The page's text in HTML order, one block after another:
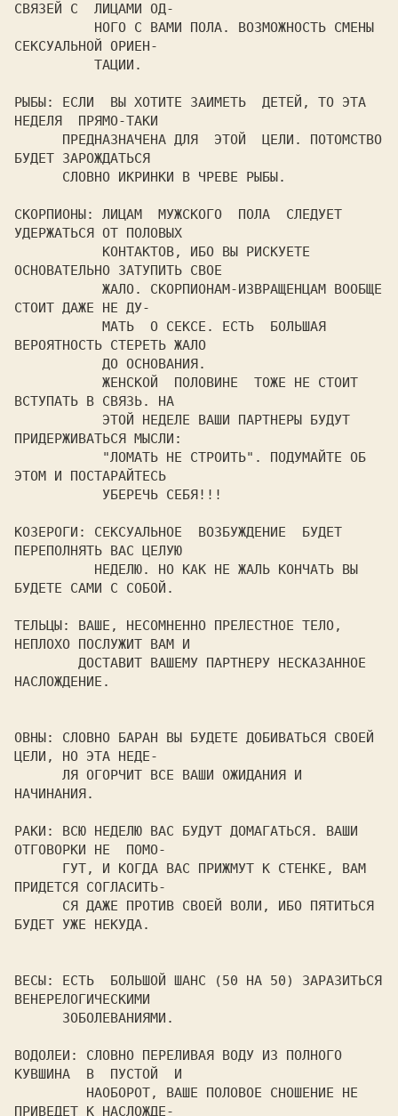
СВЯЗЕЙ С  ЛИЦАМИ ОД-
СЕКСУАЛЬНОЙ ОРИЕН-
РЫБЫ: ЕСЛИ  ВЫ ХОТИТЕ ЗАИМЕТЬ  ДЕТЕЙ, ТО ЭТА
НЕДЕЛЯ  ПРЯМО-ТАКИ
БУДЕТ ЗАРОЖДАТЬСЯ
СКОРПИОНЫ: ЛИЦАМ  МУЖСКОГО  ПОЛА  СЛЕДУЕТ
УДЕРЖАТЬСЯ ОТ ПОЛОВЫХ
ОСНОВАТЕЛЬНО ЗАТУПИТЬ СВОЕ
СТОИТ ДАЖЕ НЕ ДУ-
ВЕРОЯТНОСТЬ СТЕРЕТЬ ЖАЛО
ВСТУПАТЬ В СВЯЗЬ. НА
ПРИДЕРЖИВАТЬСЯ МЫСЛИ:
ЭТОМ И ПОСТАРАЙТЕСЬ
КОЗЕРОГИ: СЕКСУАЛЬНОЕ  ВОЗБУЖДЕНИЕ  БУДЕТ
ПЕРЕПОЛНЯТЬ ВАС ЦЕЛУЮ
БУДЕТЕ САМИ С СОБОЙ.
ТЕЛЬЦЫ: ВАШЕ, НЕСОМНЕННО ПРЕЛЕСТНОЕ ТЕЛО,
НЕПЛОХО ПОСЛУЖИТ ВАМ И
НАСЛОЖДЕНИЕ.
ОВНЫ: СЛОВНО БАРАН ВЫ БУДЕТЕ ДОБИВАТЬСЯ СВОЕЙ
ЦЕЛИ, НО ЭТА НЕДЕ-
НАЧИНАНИЯ.
РАКИ: ВСЮ НЕДЕЛЮ ВАС БУДУТ ДОМАГАТЬСЯ. ВАШИ
ОТГОВОРКИ НЕ  ПОМО-
ПРИДЕТСЯ СОГЛАСИТЬ-
БУДЕТ УЖЕ НЕКУДА.
ВЕСЫ: ЕСТЬ  БОЛЬШОЙ ШАНС (50 НА 50) ЗАРАЗИТЬСЯ
ВЕНЕРЕЛОГИЧЕСКИМИ
ВОДОЛЕИ: СЛОВНО ПЕРЕЛИВАЯ ВОДУ ИЗ ПОЛНОГО
КУВШИНА  В  ПУСТОЙ  И
ПРИВЕДЕТ К НАСЛОЖДЕ-